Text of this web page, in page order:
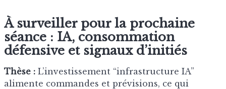
À surveiller pour la prochaine
séance : IA, consommation
défensive et signaux d’initiés
Thèse : L’investissement “infrastructure IA”
alimente commandes et prévisions, ce qui